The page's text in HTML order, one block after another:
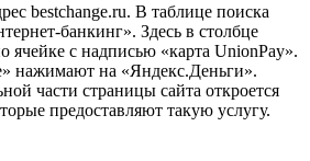
bestchange.ru. В таблице поиска
банкинг». Здесь в столбце
ячейке с надписью «карта UnionPay».
нажимают на «Яндекс.Деньги».
части страницы сайта откроется
предоставляют такую услугу.